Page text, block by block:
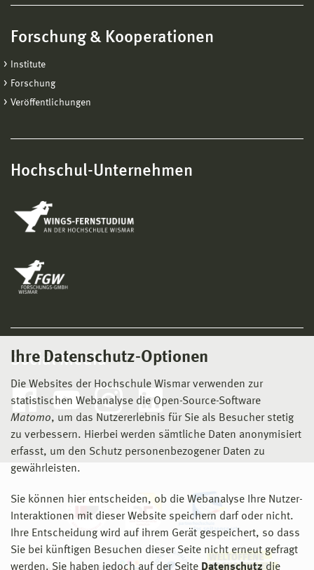
Ihre Datenschutz-Optionen
Die Websites der Hochschule Wismar verwenden zur
statistischen Webanalyse die Open-Source-Software
Matomo, um das Nutzererlebnis für Sie als Besucher stetig
zu verbessern. Hierbei werden sämtliche Daten anonymisiert
erfasst, um den Schutz personenbezogener Daten zu
gewährleisten.
Sie können hier entscheiden, ob die Webanalyse Ihre Nutzer-
Interaktionen mit dieser Website speichern darf oder nicht.
Ihre Entscheidung wird auf ihrem Gerät gespeichert, so dass
Sie bei künftigen Besuchen dieser Seite nicht erneut gefragt
werden. Sie haben jedoch auf der Seite Datenschutz die
Forschung & Kooperationen
Institute
Forschung
Veröffentlichungen
Hochschul-Unternehmen
Social Media